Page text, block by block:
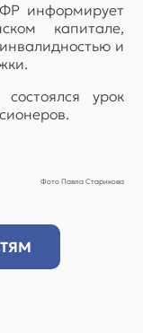
информирует
капитале,
и
урок
Фото Павла Старикова